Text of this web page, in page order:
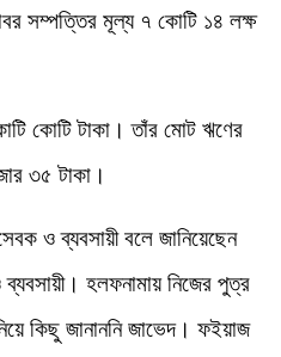
সম্পত্তির মূল্য ৭ কোটি ১৪ লক্ষ
কোটি টাকা। তাঁর মোট ঋণের
৩৫ টাকা।
ও ব্যবসায়ী বলে জানিয়েছেন
হলফনামায় নিজের পুত্র
কিছু জানাননি জাভেদ। ফইয়াজ